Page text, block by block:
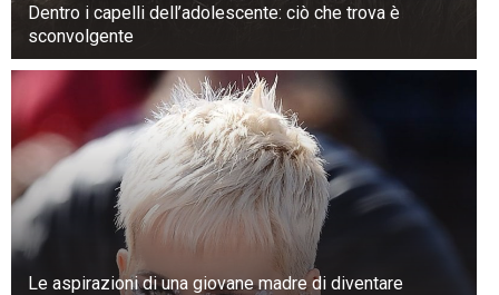
Dentro i capelli dell’adolescente: ciò che trova è
sconvolgente
Le aspirazioni di una giovane madre di diventare